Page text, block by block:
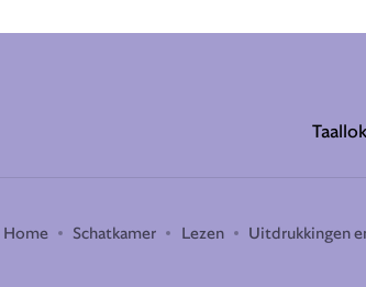
Home Schatkamer Lezen Uitdrukkingen